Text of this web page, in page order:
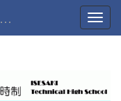
群馬県立伊勢崎工業高等学校(定時制課程)